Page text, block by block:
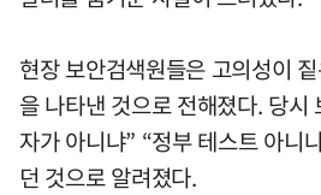
현장 보안검색원들은 고의성이
을 나타낸 것으로 전해졌다. 당시
자가 아니냐” “정부 테스트 아니
던 것으로 알려졌다.